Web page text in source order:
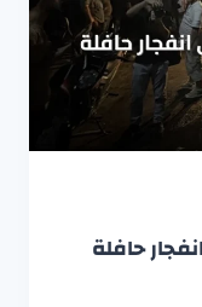
13 في انفجار حافلة